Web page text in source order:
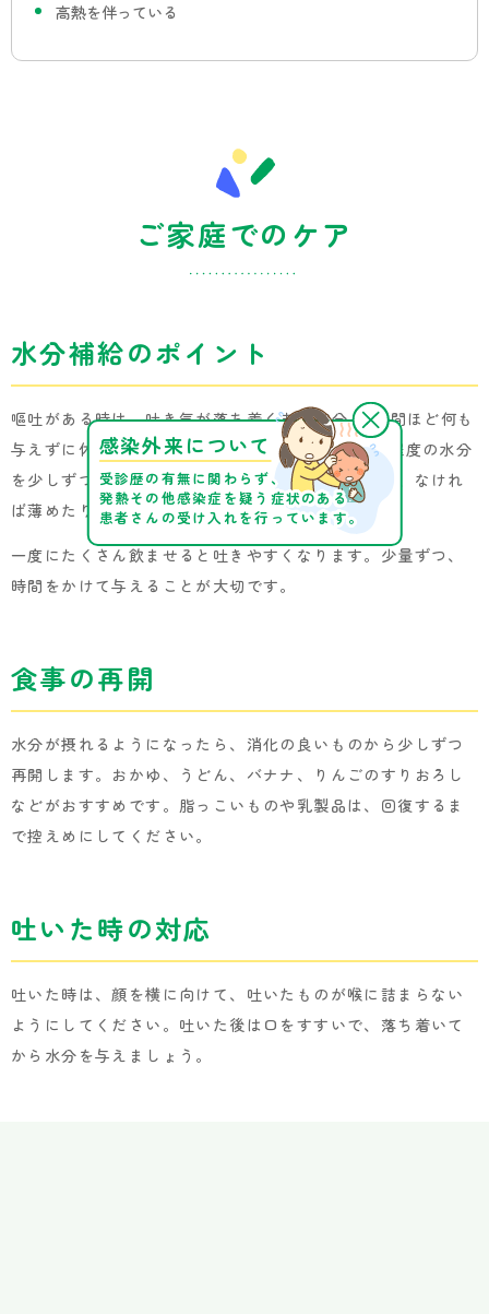
高熱を伴っている
ご家庭でのケア
水分補給のポイント
嘔吐がある時は、吐き気が落ち着くまで30分～1時間ほど何も
与えずに休ませてください。その後、スプーン1杯程度の水分
を少しずつ与えます。経口補水液が適していますが、なけれ
ば薄めたりんごジュースやお茶でも構いません。
一度にたくさん飲ませると吐きやすくなります。少量ずつ、
時間をかけて与えることが大切です。
食事の再開
水分が摂れるようになったら、消化の良いものから少しずつ
再開します。おかゆ、うどん、バナナ、りんごのすりおろし
などがおすすめです。脂っこいものや乳製品は、回復するま
で控えめにしてください。
吐いた時の対応
吐いた時は、顔を横に向けて、吐いたものが喉に詰まらない
ようにしてください。吐いた後は口をすすいで、落ち着いて
から水分を与えましょう。
感染外来について
受診歴の有無に関わらず、
発熱その他感染症を疑う症状のある
患者さんの受け入れを行っています。